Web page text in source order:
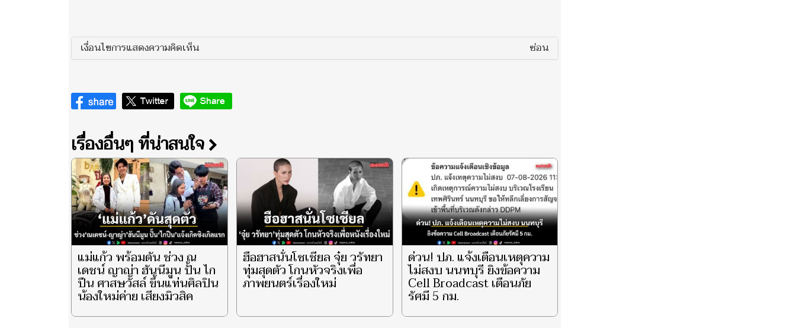
เงื่อนไขการแสดงความคิดเห็น ซ่อน
เรื่องอื่นๆ ที่น่าสนใจ
แม่แก้ว พร้อมดัน ช่วง ณ
เดชน์ ญาญ่า ฮันนีมูน ปั้น ไก
ปืน ศาสษวัสล์ ขึ้นแท่นศิลปิน
น้องใหม่ค่าย เสียงมิวสิค
ฮือฮาสนั่นโซเชียล จุ๋ย วรัทยา
ทุ่มสุดตัว โกนหัวจริงเพื่อ
ภาพยนตร์เรื่องใหม่
ด่วน! ปภ. แจ้งเตือนเหตุความ
ไม่สงบ นนทบุรี ยิงข้อความ
Cell Broadcast เตือนภัย
รัศมี 5 กม.